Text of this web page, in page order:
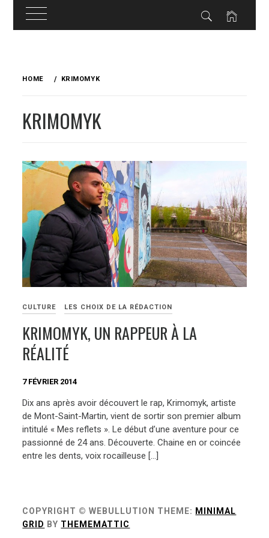
HOME KRIMOMYK
KRIMOMYK
CULTURE LES CHOIX DE LA RÉDACTION
KRIMOMYK, UN RAPPEUR À LA
RÉALITÉ
7 FÉVRIER 2014
Dix ans après avoir découvert le rap, Krimomyk, artiste
de Mont-Saint-Martin, vient de sortir son premier album
intitulé « Mes reflets ». Le début d’une aventure pour ce
passionné de 24 ans. Découverte. Chaine en or coincée
entre les dents, voix rocailleuse […]
COPYRIGHT © WEBULLUTION THEME: MINIMAL
GRID BY THEMEMATTIC